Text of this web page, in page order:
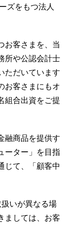
ズをもつ法人
お客さまを、当
所や公認会計士
ただいています
お客さまにもオ
組合出資をご提
融商品を提供す
ーター」を目指
じて、「顧客中
いが異なる場
ましては、お客